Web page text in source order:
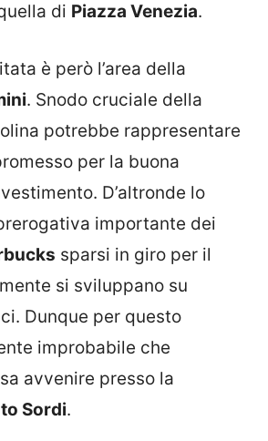
di Piazza Venezia.
è però l’area della
. Snodo cruciale della
potrebbe rappresentare
per la buona
D’altronde lo
importante dei
sparsi in giro per il
si sviluppano su
Dunque per questo
improbabile che
avvenire presso la
Sordi.